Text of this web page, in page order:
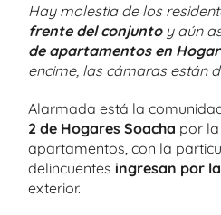
Hay molestia de los
frente del conjuntoy aún
de apartamentos en
encime, las cámaras están
Alarmada está la
2 de Hogares Soacha por
apartamentos, con la
delincuentes ingresan por
exterior.